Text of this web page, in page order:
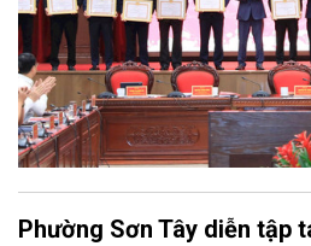
Phường Sơn Tây diễn tập